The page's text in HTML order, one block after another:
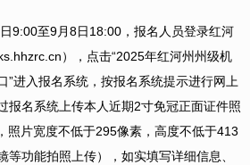
9:00至9月8日18:00，报名人员登录红河
），点击“2025年红河州州级机
”进入报名系统，按报名系统提示进行网上
报名系统上传本人近期2寸免冠正面证件照
照片宽度不低于295像素，高度不低于413
等功能拍照上传），如实填写详细信息、